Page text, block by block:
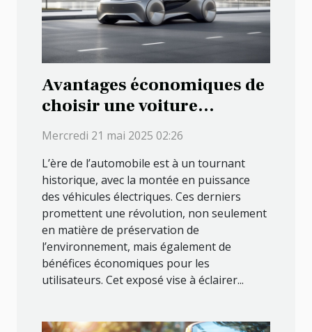
Avantages économiques de
choisir une voiture
électrique disponible
Mercredi 21 mai 2025 02:26
L’ère de l’automobile est à un tournant
historique, avec la montée en puissance
des véhicules électriques. Ces derniers
promettent une révolution, non seulement
en matière de préservation de
l’environnement, mais également de
bénéfices économiques pour les
utilisateurs. Cet exposé vise à éclairer...